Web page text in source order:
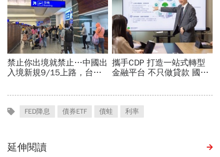
FED降息 債券ETF 債蛙 利率
延伸閱讀